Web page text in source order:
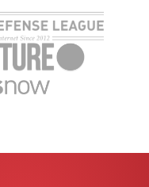
Business
pour
voyageurs